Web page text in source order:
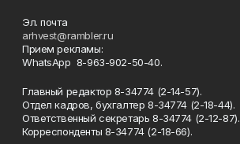
Эл. почта
arhvest@rambler.ru
Прием рекламы:
WhatsApp 8-963-902-50-40.
Главный редактор 8-34774 (2-14-57).
Отдел кадров, бухгалтер 8-34774 (2-18-44).
Ответственный секретарь 8-34774 (2-12-87).
Корреспонденты 8-34774 (2-18-66).